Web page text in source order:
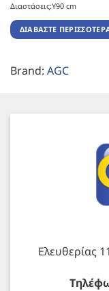
Διαστάσεις:Υ90 cm
ΔΙΑΒΆΣΤΕ
Brand: AGC
Ελευθερίας